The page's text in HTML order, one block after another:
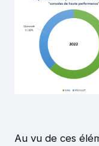
Au vu de ces